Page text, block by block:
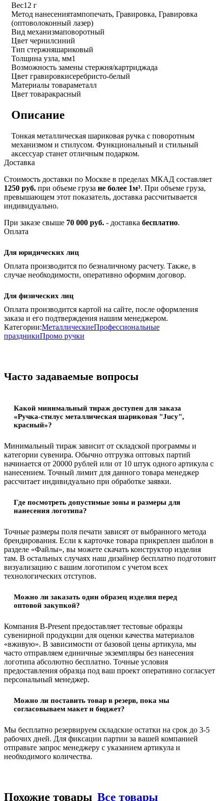
Вес12 г
Метод нанесениятампопечать, Гравировка, Гравировка
(оптоволоконный лазер)
Вид механизмаповоротный
Цвет чернилсиний
Тип стержняшариковый
Толщина узла, мм1
Возможность замены стержня/картриджада
Цвет гравировкисеребристо-белый
Материалы товараметалл
Цвет товаракрасный
Описание
Тонкая металлическая шариковая ручка с поворотным
механизмом и стилусом. Функциональный и стильный
аксессуар станет отличным подарком.
Доставка
Стоимость доставки по Москве в пределах МКАД составляет
1250 руб. при объеме груза не более 1м³. При объеме груза,
превышающем этот показатель, доставка рассчитывается
индивидуально.
При заказе свыше 70 000 руб. - доставка бесплатно.
Оплата
Для юридических лиц
Оплата производится по безналичному расчету. Также, в
случае необходимости, оперативно оформим договор.
Для физических лиц
Оплата производится картой на сайте, после оформления
заказа и его подтверждения нашим менеджером.
Категории:МеталлическиеПрофессиональные
праздникиПромо ручки
Часто задаваемые вопросы
Какой минимальный тираж доступен для заказа
«Ручка-стилус металлическая шариковая "Jucy",
красный»?
Минимальный тираж зависит от складской программы и
категории сувенира. Обычно отгрузка оптовых партий
начинается от 20000 рублей или от 10 штук одного артикула с
нанесением. Точный лимит для данного товара менеджер
рассчитает индивидуально при обработке заявки.
Где посмотреть допустимые зоны и размеры для
нанесения логотипа?
Точные размеры поля печати зависят от выбранного метода
брендирования. Если к карточке товара прикреплен шаблон в
разделе «Файлы», вы можете скачать конструктор изделия
там. В остальных случаях наш дизайнер бесплатно подготовит
визуализацию с вашим логотипом с учетом всех
технологических отступов.
Можно ли заказать один образец изделия перед
оптовой закупкой?
Компания B-Present предоставляет тестовые образцы
сувенирной продукции для оценки качества материалов
«вживую». В зависимости от базовой цены артикула, мы
часто отправляем единичные экземпляры без нанесения
логотипа абсолютно бесплатно. Точные условия
предоставления образца под ваш проект оперативно согласует
персональный менеджер.
Можно ли поставить товар в резерв, пока мы
согласовываем макет и бюджет?
Мы бесплатно резервируем складские остатки на срок до 3-5
рабочих дней. Для фиксации партии за вашей компанией
отправьте запрос менеджеру с указанием артикула и
необходимого количества.
Похожие товары Все товары